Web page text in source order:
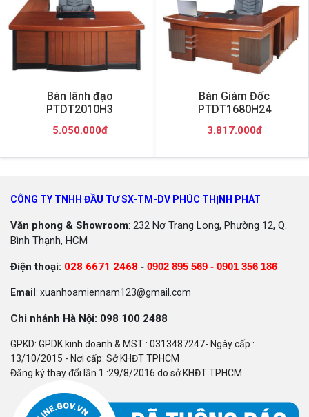
Bàn lãnh đạo
PTDT2010H3
5.050.000đ
Bàn Giám Đốc
PTDT1680H24
3.817.000đ
CÔNG TY TNHH ĐẦU TƯ SX-TM-DV PHÚC THỊNH PHÁT
Văn phong & Showroom: 232 Nơ Trang Long, Phường 12, Q.
Bình Thạnh, HCM
Điện thoại: 028 6671 2468 - 0902 895 569 - 0901 356 186
Email : xuanhoamiennam123@gmail.com
Chi nhánh Hà Nội: 098 100 2488
GPKD: GPDK kinh doanh & MST : 0313487247- Ngày cấp :
13/10/2015 - Nơi cấp: Sở KHĐT TPHCM
Đăng ký thay đổi lần 1 :29/8/2016 do sở KHĐT TPHCM